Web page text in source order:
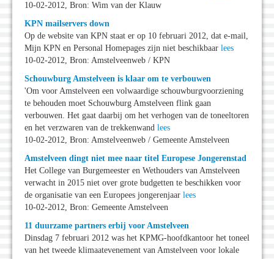
10-02-2012, Bron: Wim van der Klauw
KPN mailservers down
Op de website van KPN staat er op 10 februari 2012, dat e-mail,
Mijn KPN en Personal Homepages zijn niet beschikbaar lees
10-02-2012, Bron: Amstelveenweb / KPN
Schouwburg Amstelveen is klaar om te verbouwen
'Om voor Amstelveen een volwaardige schouwburgvoorziening
te behouden moet Schouwburg Amstelveen flink gaan
verbouwen. Het gaat daarbij om het verhogen van de toneeltoren
en het verzwaren van de trekkenwand lees
10-02-2012, Bron: Amstelveenweb / Gemeente Amstelveen
Amstelveen dingt niet mee naar titel Europese Jongerenstad
Het College van Burgemeester en Wethouders van Amstelveen
verwacht in 2015 niet over grote budgetten te beschikken voor
de organisatie van een Europees jongerenjaar lees
10-02-2012, Bron: Gemeente Amstelveen
11 duurzame partners erbij voor Amstelveen
Dinsdag 7 februari 2012 was het KPMG-hoofdkantoor het toneel
van het tweede klimaatevenement van Amstelveen voor lokale